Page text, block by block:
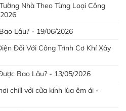
Nhà Theo Từng Loại Công
Lâu? - 19/06/2026
Đối Với Công Trình Cơ Khí Xây
Bao Lâu? - 13/05/2026
chill với cửa kính lùa êm ái -